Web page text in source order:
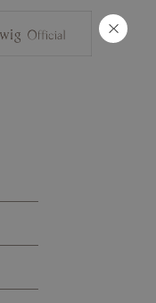
×